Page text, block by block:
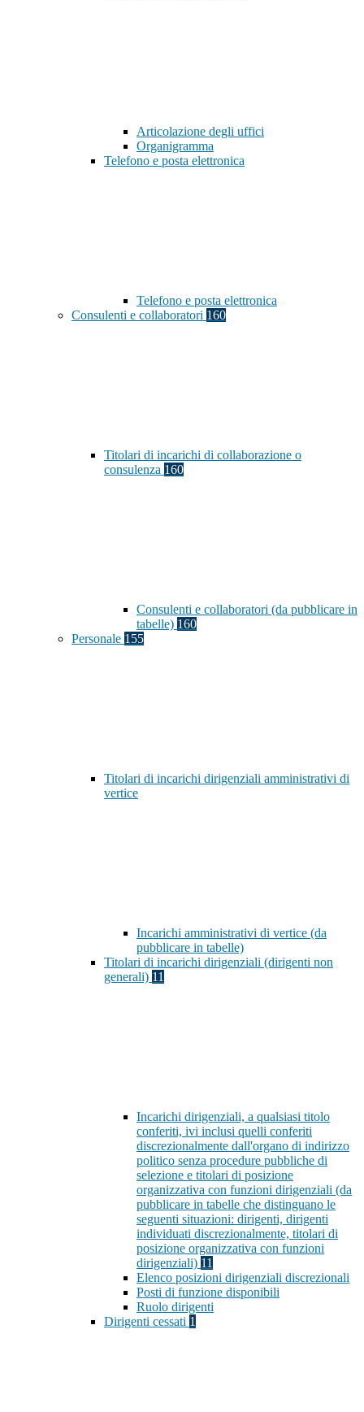
Articolazione degli uffici
Organigramma
Telefono e posta elettronica
Telefono e posta elettronica
Consulenti e collaboratori 160
Titolari di incarichi di collaborazione o
consulenza 160
Consulenti e collaboratori (da pubblicare in
tabelle) 160
Personale 155
Titolari di incarichi dirigenziali amministrativi di
vertice
Incarichi amministrativi di vertice (da
pubblicare in tabelle)
Titolari di incarichi dirigenziali (dirigenti non
generali) 11
Incarichi dirigenziali, a qualsiasi titolo
conferiti, ivi inclusi quelli conferiti
discrezionalmente dall'organo di indirizzo
politico senza procedure pubbliche di
selezione e titolari di posizione
organizzativa con funzioni dirigenziali (da
pubblicare in tabelle che distinguano le
seguenti situazioni: dirigenti, dirigenti
individuati discrezionalmente, titolari di
posizione organizzativa con funzioni
dirigenziali) 11
Elenco posizioni dirigenziali discrezionali
Posti di funzione disponibili
Ruolo dirigenti
Dirigenti cessati 1